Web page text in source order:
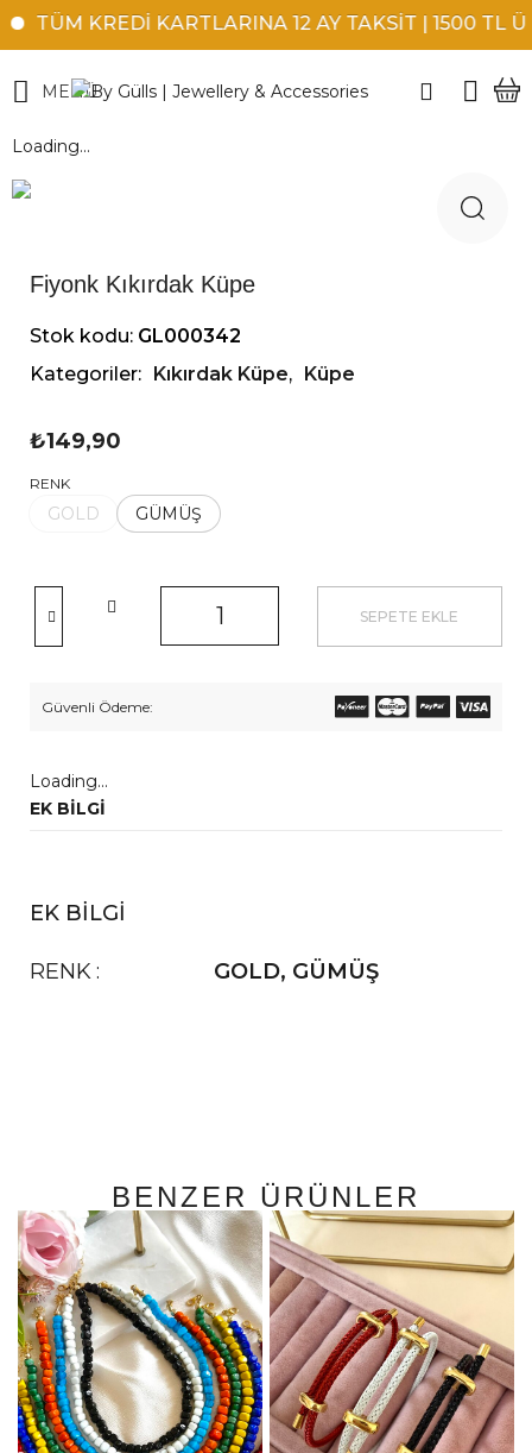
TÜM KREDİ KARTLARINA 12 AY TAKSİT | 1500 TL
MENÜ
Loading...
Fiyonk Kıkırdak Küpe
Stok kodu: GL000342
Kategoriler: Kıkırdak Küpe, Küpe
₺149,90
RENK
GOLD GÜMÜŞ
SEPETE EKLE
Güvenli Ödeme:
Loading...
EK BILGI
EK BILGI
RENK GOLD, GÜMÜŞ
BENZER ÜRÜNLER